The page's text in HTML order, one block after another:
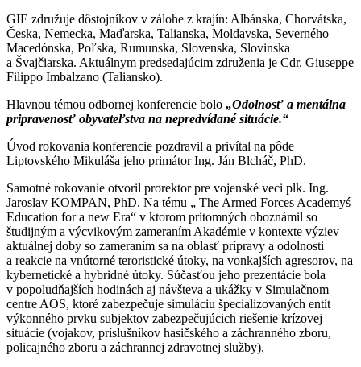
GIE združuje dôstojníkov v zálohe z krajín: Albánska, Chorvátska,
Česka, Nemecka, Maďarska, Talianska, Moldavska, Severného
Macedónska, Poľska, Rumunska, Slovenska, Slovinska
a Švajčiarska. Aktuálnym predsedajúcim združenia je Cdr. Giuseppe
Filippo Imbalzano (Taliansko).
Hlavnou témou odbornej konferencie bolo „Odolnosť a mentálna
pripravenosť obyvateľstva na nepredvídané situácie.“
Úvod rokovania konferencie pozdravil a privítal na pôde
Liptovského Mikuláša jeho primátor Ing. Ján Blcháč, PhD.
Samotné rokovanie otvoril prorektor pre vojenské veci plk. Ing.
Jaroslav KOMPAN, PhD. Na tému „ The Armed Forces Academyś
Education for a new Era“ v ktorom prítomných oboznámil so
študijným a výcvikovým zameraním Akadémie v kontexte výziev
aktuálnej doby so zameraním sa na oblasť prípravy a odolnosti
a reakcie na vnútorné teroristické útoky, na vonkajších agresorov, na
kybernetické a hybridné útoky. Súčasťou jeho prezentácie bola
v popoludňajších hodinách aj návšteva a ukážky v Simulačnom
centre AOS, ktoré zabezpečuje simuláciu špecializovaných entít
výkonného prvku subjektov zabezpečujúcich riešenie krízovej
situácie (vojakov, príslušníkov hasičského a záchranného zboru,
policajného zboru a záchrannej zdravotnej služby).